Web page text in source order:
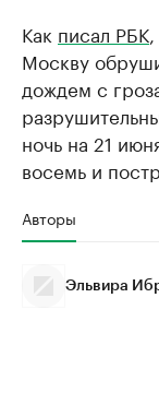
Как писал РБК
Москву
дождем с
ночь на 21
восемь и
Авторы
Эльвира